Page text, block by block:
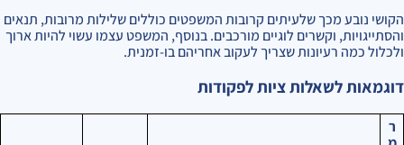
הקושי נובע מכך שלעיתים קרובות המשפטים כוללים שלילות מרובות, תנאים
והסתייגויות, וקשרים לוגיים מורכבים. בנוסף, המשפט עצמו עשוי להיות ארוך
ולכלול כמה רעיונות שצריך לעקוב אחריהם בו-זמנית.
דוגמאות לשאלות ציות לפקודות
ר